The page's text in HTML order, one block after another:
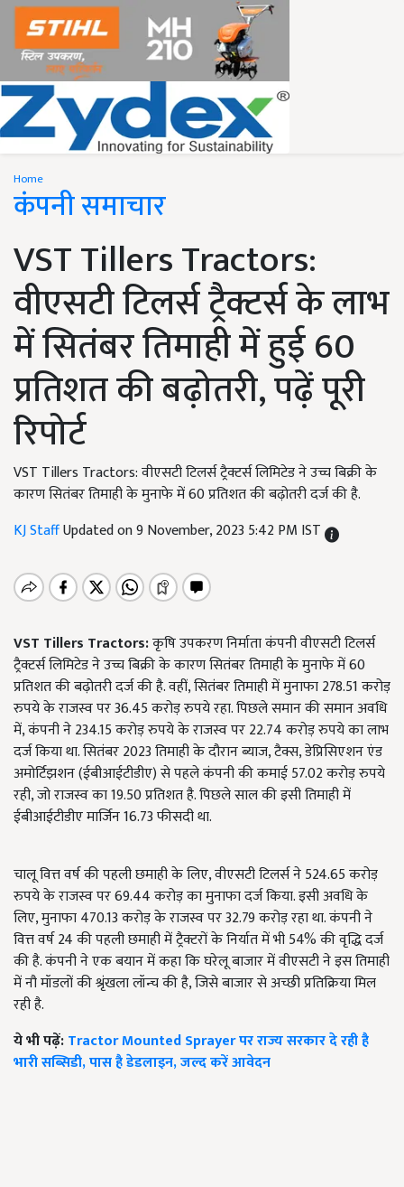
Home
कंपनी समाचार
VST Tillers Tractors:
वीएसटी टिलर्स ट्रैक्टर्स के लाभ
में सितंबर तिमाही में हुई 60
प्रतिशत की बढ़ोतरी, पढ़ें पूरी
रिपोर्ट
VST Tillers Tractors: वीएसटी टिलर्स ट्रैक्टर्स लिमिटेड ने उच्च बिक्री के
कारण सितंबर तिमाही के मुनाफे में 60 प्रतिशत की बढ़ोतरी दर्ज की है.
KJ StaffUpdated on 9 November, 2023 5:42 PM IST
VST Tillers Tractors:कृषि उपकरण निर्माता कंपनी वीएसटी टिलर्स
ट्रैक्टर्स लिमिटेड ने उच्च बिक्री के कारण सितंबर तिमाही के मुनाफे में 60
प्रतिशत की बढ़ोतरी दर्ज की है. वहीं, सितंबर तिमाही में मुनाफा 278.51 करोड़
रुपये के राजस्व पर 36.45 करोड़ रुपये रहा. पिछले समान की समान अवधि
में, कंपनी ने 234.15 करोड़ रुपये के राजस्व पर 22.74 करोड़ रुपये का लाभ
दर्ज किया था. सितंबर 2023 तिमाही के दौरान ब्याज, टैक्स, डेप्रिसिएशन एंड
अमोर्टिझशन (ईबीआईटीडीए) से पहले कंपनी की कमाई 57.02 करोड़ रुपये
रही, जो राजस्व का 19.50 प्रतिशत है. पिछले साल की इसी तिमाही में
ईबीआईटीडीए मार्जिन 16.73 फीसदी था.
चालू वित्त वर्ष की पहली छमाही के लिए, वीएसटी टिलर्स ने 524.65 करोड़
रुपये के राजस्व पर 69.44 करोड़ का मुनाफा दर्ज किया. इसी अवधि के
लिए, मुनाफा 470.13 करोड़ के राजस्व पर 32.79 करोड़ रहा था. कंपनी ने
वित्त वर्ष 24 की पहली छमाही में ट्रैक्टरों के निर्यात में भी 54% की वृद्धि दर्ज
की है. कंपनी ने एक बयान में कहा कि घरेलू बाजार में वीएसटी ने इस तिमाही
में नौ मॉडलों की श्रृंखला लॉन्च की है, जिसे बाजार से अच्छी प्रतिक्रिया मिल
रही है.
ये भी पढ़ें:Tractor Mounted Sprayer पर राज्य सरकार दे रही है
भारी सब्सिडी, पास है डेडलाइन, जल्द करें आवेदन